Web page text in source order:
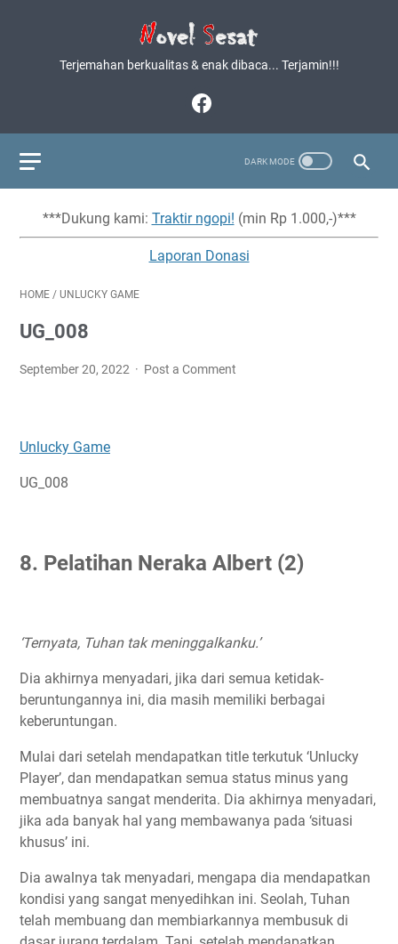
Terjemahan berkualitas & enak dibaca... Terjamin!!!
***Dukung kami: Traktir ngopi! (min Rp 1.000,-)***
Laporan Donasi
HOME / UNLUCKY GAME
UG_008
September 20, 2022 Post a Comment
Unlucky Game
UG_008
8. Pelatihan Neraka Albert (2)
‘Ternyata, Tuhan tak meninggalkanku.’
Dia akhirnya menyadari, jika dari semua ketidak-
beruntungannya ini, dia masih memiliki berbagai
keberuntungan.
Mulai dari setelah mendapatkan title terkutuk ‘Unlucky
Player’, dan mendapatkan semua status minus yang
membuatnya sangat menderita. Dia akhirnya menyadari,
jika ada banyak hal yang membawanya pada ‘situasi
khusus’ ini.
Dia awalnya tak menyadari, mengapa dia mendapatkan
kondisi yang sangat menyedihkan ini. Seolah, Tuhan
telah membuang dan membiarkannya membusuk di